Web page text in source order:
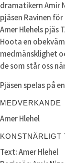
dramatikern Amir
pjäsen Ravinen
Amer Hlehels pjäs
Hoota en
medmänsklighet
de som står oss
Pjäsen spelas på
MEDVERKANDE
Amer Hlehel
KONSTNÄRLIGT
Text: Amer Hlehel